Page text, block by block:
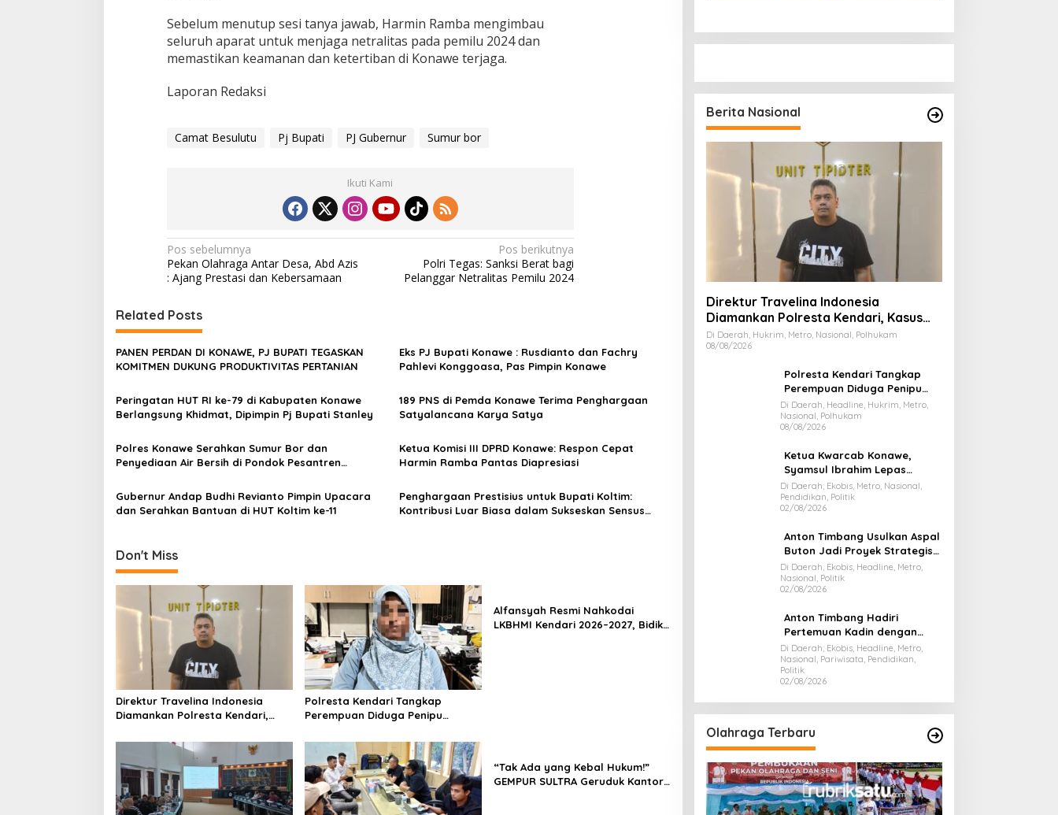
Sebelum menutup sesi tanya jawab, Harmin Ramba mengimbau
seluruh aparat untuk menjaga netralitas pada pemilu 2024 dan
memastikan keamanan dan ketertiban di Konawe terjaga.
Laporan Redaksi
Camat Besulutu Pj Bupati PJ Gubernur Sumur bor
Ikuti Kami
N
a
i
g
a
i
p
o
s
Pos sebelumnya
Pekan Olahraga Antar Desa, Abd Azis
: Ajang Prestasi dan Kebersamaan
Pos berikutnya
Polri Tegas: Sanksi Berat bagi
Pelanggar Netralitas Pemilu 2024
Related Posts
PANEN PERDAN DI KONAWE, PJ BUPATI TEGASKAN
KOMITMEN DUKUNG PRODUKTIVITAS PERTANIAN
Eks PJ Bupati Konawe : Rusdianto dan Fachry
Pahlevi Konggoasa, Pas Pimpin Konawe
Peringatan HUT RI ke-79 di Kabupaten Konawe
Berlangsung Khidmat, Dipimpin Pj Bupati Stanley
189 PNS di Pemda Konawe Terima Penghargaan
Satyalancana Karya Satya
Polres Konawe Serahkan Sumur Bor dan
Penyediaan Air Bersih di Pondok Pesantren
Ketua Komisi III DPRD Konawe: Respon Cepat
Harmin Ramba Pantas Diapresiasi
Gubernur Andap Budhi Revianto Pimpin Upacara
dan Serahkan Bantuan di HUT Koltim ke-11
Penghargaan Prestisius untuk Bupati Koltim:
Kontribusi Luar Biasa dalam Sukseskan Sensus
Don't Miss
Direktur Travelina Indonesia
Diamankan Polresta Kendari,
Umrah Masuk Babak Baru
Polresta Kendari Tangkap
Perempuan Diduga Penipu
Juta
Alfansyah Resmi Nahkodai
LKBHMI Kendari 2026–2027, Bidik
“Tak Ada yang Kebal Hukum!”
GEMPUR SULTRA Geruduk Kantor
Berita Nasional
Direktur Travelina Indonesia
Diamankan Polresta Kendari, Kasus
Penelantaran Jemaah Umrah Masuk
Babak Baru
Di Daerah, Hukrim, Metro, Nasional, Polhukam
08/08/2026
Polresta Kendari Tangkap
Perempuan Diduga Penipu
Proyek, Korban Rugi Rp588,1
Juta
Di Daerah, Headline, Hukrim, Metro,
Nasional, Polhukam
08/08/2026
Ketua Kwarcab Konawe,
Syamsul Ibrahim Lepas
Kontingen Jamnas XII 2026
Di Daerah, Ekobis, Metro, Nasional,
Pendidikan, Politik
02/08/2026
Anton Timbang Usulkan Aspal
Buton Jadi Proyek Strategis
Nasional
Di Daerah, Ekobis, Headline, Metro,
Nasional, Politik
02/08/2026
Anton Timbang Hadiri
Pertemuan Kadin dengan
Presiden Prabowo, Bawa Misi
Majukan Ekonomi Sultra
Di Daerah, Ekobis, Headline, Metro,
Nasional, Pariwisata, Pendidikan,
Politik
02/08/2026
Olahraga Terbaru